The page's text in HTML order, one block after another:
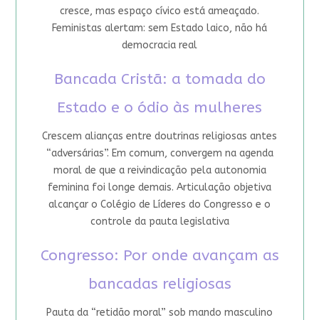
cresce, mas espaço cívico está ameaçado.
Feministas alertam: sem Estado laico, não há
democracia real
Bancada Cristã: a tomada do
Estado e o ódio às mulheres
Crescem alianças entre doutrinas religiosas antes
“adversárias”. Em comum, convergem na agenda
moral de que a reivindicação pela autonomia
feminina foi longe demais. Articulação objetiva
alcançar o Colégio de Líderes do Congresso e o
controle da pauta legislativa
Congresso: Por onde avançam as
bancadas religiosas
Pauta da “retidão moral” sob mando masculino